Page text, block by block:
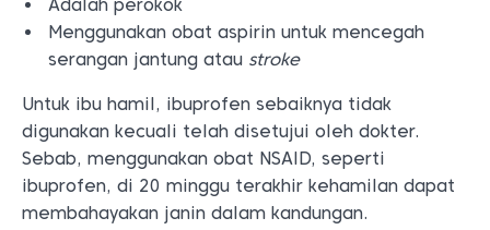
Adalah perokok
Menggunakan obat aspirin untuk mencegah
serangan jantung atau stroke
Untuk ibu hamil, ibuprofen sebaiknya tidak
digunakan kecuali telah disetujui oleh dokter.
Sebab, menggunakan obat NSAID, seperti
ibuprofen, di 20 minggu terakhir kehamilan dapat
membahayakan janin dalam kandungan.